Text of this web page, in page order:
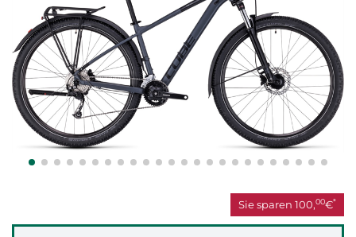
Sie sparen 100,00€*